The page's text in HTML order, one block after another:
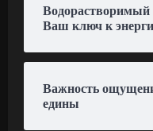
Ваш ключ к
Важность
едины